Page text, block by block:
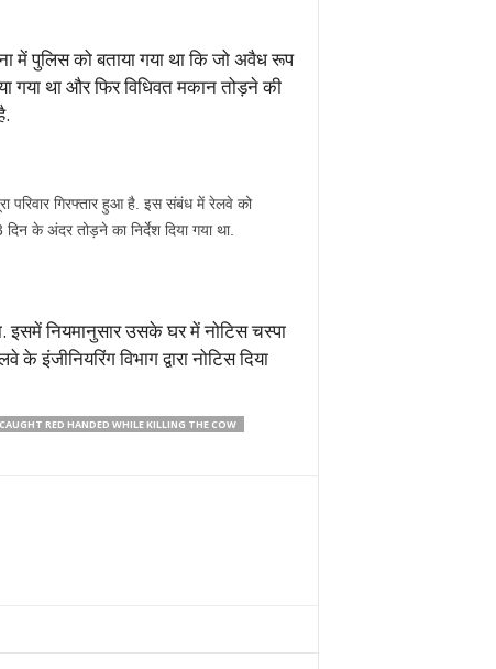
में पुलिस को बताया गया था कि जो अवैध रूप
गया था और फिर विधिवत मकान तोड़ने की
परिवार गिरफ्तार हुआ है. इस संबंध में रेलवे को
के अंदर तोड़ने का निर्देश दिया गया था.
इसमें नियमानुसार उसके घर में नोटिस चस्पा
विभाग द्वारा नोटिस दिया
RED HANDED WHILE KILLING THE COW